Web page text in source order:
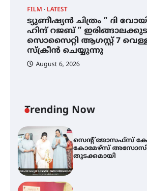
FILM LATEST
ട്യുണീഷ്യൻ ചിത്രം ” ദി
ഹിന്ദ് റജബ് ” ഇരിങ്ങാലക്കുട
സൊസൈറ്റി ആഗസ്റ്റ് 7
സ്‌ക്രീൻ ചെയ്യുന്നു
August 6, 2026
Trending Now
ട്യുണീഷ്യൻ ചിത്രം ”
ഓഫ് ഹിന്ദ് റജബ് ”
ഫിലിം സൊസൈറ്റി
വെള്ളിയാഴ്ച
കോമേഴ്സ്
എസ് എൻ ഹയർ
വിദ്യാർത്ഥികൾ